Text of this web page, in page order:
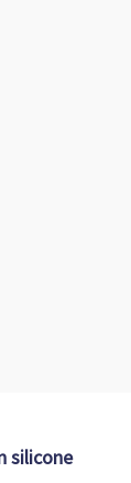
silicone